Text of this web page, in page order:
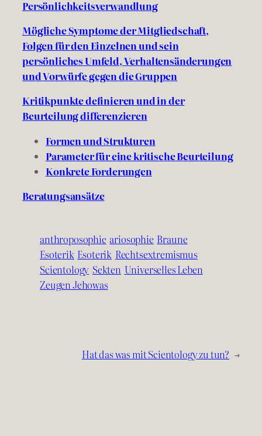
Persönlichkeitsverwandlung
Mögliche Symptome der Mitgliedschaft,
Folgen für den Einzelnen und sein
persönliches Umfeld, Verhaltensänderungen
und Vorwürfe gegen die Gruppen
Kritikpunkte definieren und in der
Beurteilung differenzieren
Formen und Strukturen
Parameter für eine kritische Beurteilung
Konkrete Forderungen
Beratungsansätze
anthroposophie ariosophie Braune
Esoterik Esoterik Rechtsextremismus
Scientology Sekten Universelles Leben
Zeugen Jehowas
Hat das was mit Scientology zu tun? →